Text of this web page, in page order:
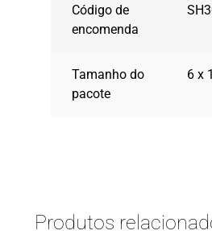
Código de
encomenda
Tamanho do
pacote
6 x
Produtos